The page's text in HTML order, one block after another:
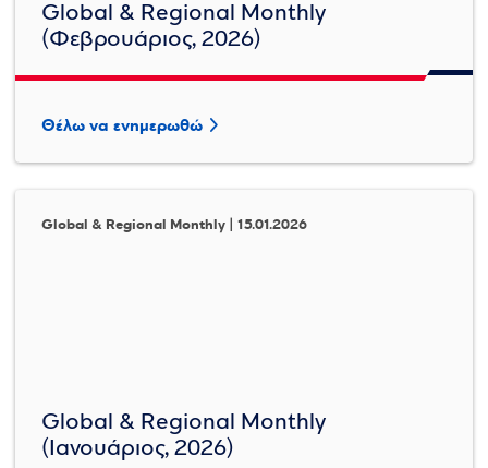
Global & Regional Monthly
(Φεβρουάριος, 2026)
Θέλω να ενημερωθώ
Global & Regional Monthly | 15.01.2026
Global & Regional Monthly
(Ιανουάριος, 2026)